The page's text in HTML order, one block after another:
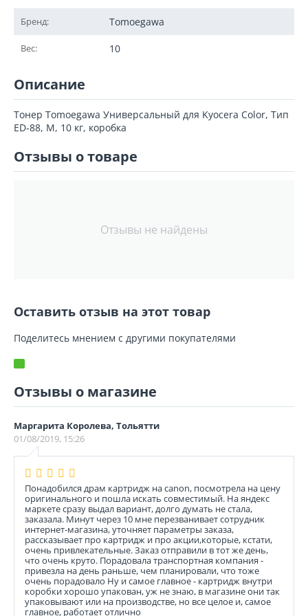
Бренд: Tomoegawa
Вес: 10
Описание
Тонер Tomoegawa Универсальный для Kyocera Color, Тип
ED-88, M, 10 кг, коробка
Отзывы о товаре
Отзывы не найдены
Оставить отзыв на этот товар
Поделитесь мнением с другими покупателями
Отзывы о магазине
Маргарита Королева, Тольятти
01/08/2019, 15:26
Понадобился драм картридж на canon, посмотрела на цену
оригинального и пошла искать совместимый. На яндекс
маркете сразу выдал вариант, долго думать не стала,
заказала. Минут через 10 мне перезванивает сотрудник
интернет-магазина, уточняет параметры заказа,
рассказывает про картридж и про акции,которые, кстати,
очень привлекательные. Заказ отправили в тот же день,
что очень круто. Порадовала транспортная компания -
привезла на день раньше, чем планировали, что тоже
очень порадовало Ну и самое главное - картридж внутри
коробки хорошо упакован, уж не знаю, в магазине они так
упаковывают или на производстве, но все целое и, самое
главное, работает отлично